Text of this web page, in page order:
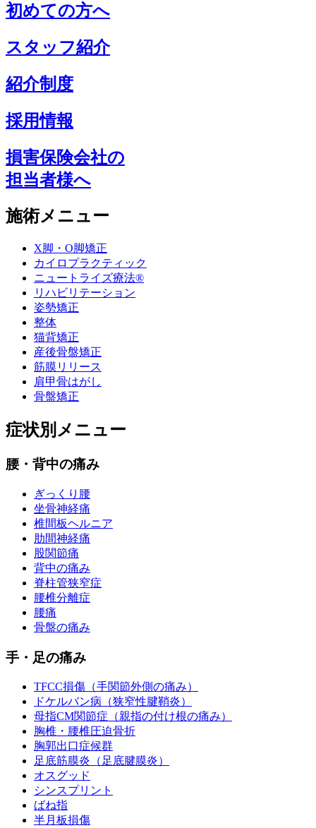
初めての方へ
スタッフ紹介
紹介制度
採用情報
損害保険会社の
担当者様へ
施術メニュー
X脚・O脚矯正
カイロプラクティック
ニュートライズ療法®
リハビリテーション
姿勢矯正
整体
猫背矯正
産後骨盤矯正
筋膜リリース
肩甲骨はがし
骨盤矯正
症状別メニュー
腰・背中の痛み
ぎっくり腰
坐骨神経痛
椎間板ヘルニア
肋間神経痛
股関節痛
背中の痛み
脊柱管狭窄症
腰椎分離症
腰痛
骨盤の痛み
手・足の痛み
TFCC損傷（手関節外側の痛み）
ドケルバン病（狭窄性腱鞘炎）
母指CM関節症（親指の付け根の痛み）
胸椎・腰椎圧迫骨折
胸郭出口症候群
足底筋膜炎（足底腱膜炎）
オスグッド
シンスプリント
ばね指
半月板損傷